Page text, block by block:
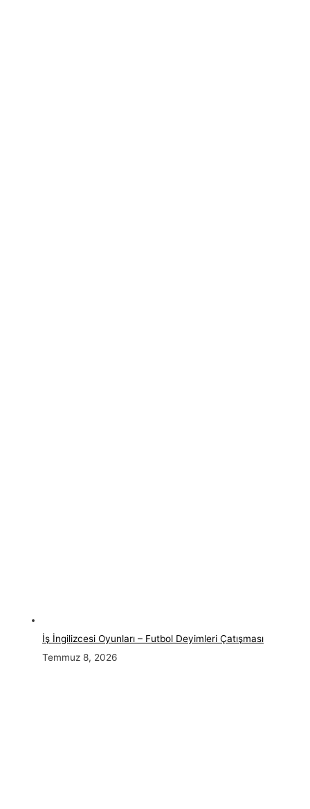
İş İngilizcesi Oyunları – Futbol Deyimleri Çatışması
Temmuz 8, 2026